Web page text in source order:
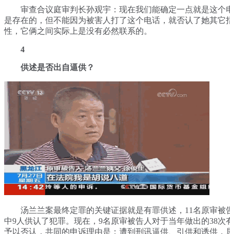
审查合议庭审判长孙观宇：现在我们能确定一点就是这个
是存在的，但不能因为被害人打了这个电话，就否认了她其它
性，它俩之间实际上是没有必然联系的。
4
供述是否出自逼供？
汤兰兰案最终定罪的关键证据就是有罪供述，11名原审被
中9人供认了犯罪。现在，9名原审被告人对于当年做出的38次
予以否认，共同的申诉理由是：遭到刑讯逼供、引供和诱供，